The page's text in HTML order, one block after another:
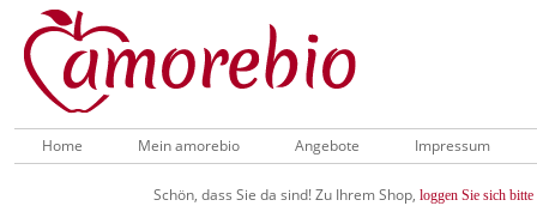
Home Mein amorebio Angebote Impressum
Schön, dass Sie da sind! Zu Ihrem Shop, loggen Sie sich bitte